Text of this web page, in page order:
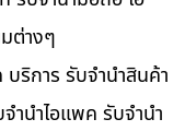
ต่างๆ
ริการ รับจำนำสินค้า
ำนำไอแพค รับจำนำ